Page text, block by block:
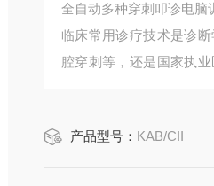
全自动多种穿刺叩诊电脑
临床常用诊疗技术是诊
腔穿刺等，还是国家执
务人员培训及基本技能考
产品型号： KAB/CII